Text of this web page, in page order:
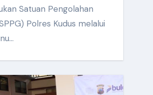
Satuan Pengolahan
Polres Kudus melalui